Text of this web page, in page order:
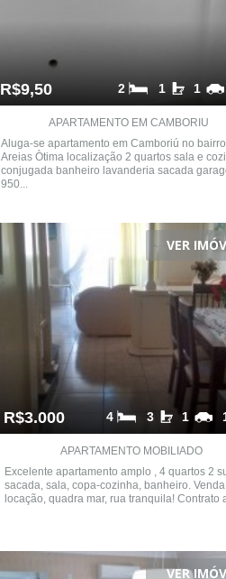
R$9,50 1
1
2
APARTAMENTO EM CAMBORIU
Aluga-se apartamento em Camboriú no bairro
Areias Òtima localização 2 quartos sala e
conjugada banheiro lavanderia sacada
950...
VER
R$3.000 1
3
4
APARTAMENTO MOBILIADO
Excelente apartamento amplo , 4 quartos 2
sacada, sala, copa-cozinha, banheiro.
locação, quadra mar, rua tranquila! Contrato
VER